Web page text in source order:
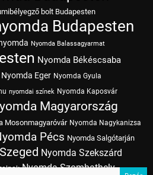
bolt Budapesten
Budapesten
Nyomda Balassagyarmat
Nyomda Békéscsaba
Nyomda Eger Nyomda Gyula
nyomdai színek Nyomda Kaposvár
Magyarország
Mosonmagyaróvár Nyomda Nagykanizsa
Pécs Nyomda Salgótarján
Nyomda Szekszárd
Nyomda Szombathely